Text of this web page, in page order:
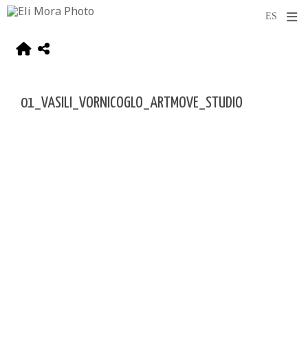
01_VASILI_VORNICOGLO_ARTMOVE_STUDIO